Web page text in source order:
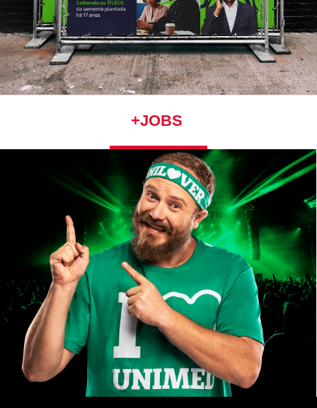
+JOBS
Green November 2024
Unimed Londrina